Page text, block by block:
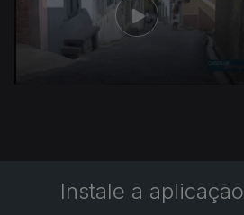
Instale a aplicação